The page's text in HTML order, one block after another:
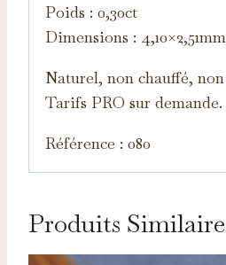
Poids : 0,30ct
Dimensions : 4,10×2,51mm
Naturel, non chauffé,
Tarifs PRO sur demande.
Référence : 080
Produits